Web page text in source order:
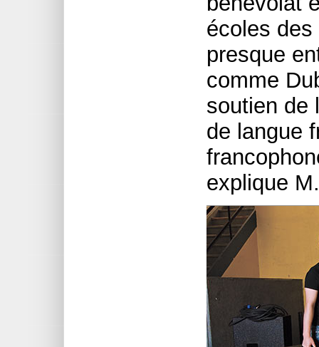
écoles
presque
comme
soutien de
de langue
explique